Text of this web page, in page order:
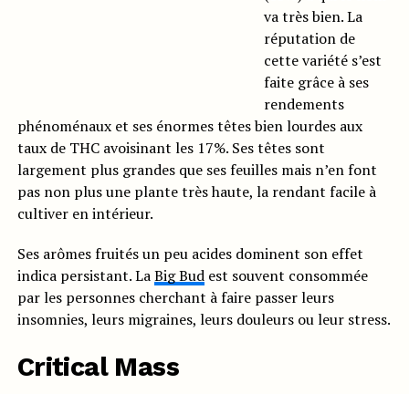
va très bien. La
réputation de
cette variété s’est
faite grâce à ses
rendements
phénoménaux et ses énormes têtes bien lourdes aux
taux de THC avoisinant les 17%. Ses têtes sont
largement plus grandes que ses feuilles mais n’en font
pas non plus une plante très haute, la rendant facile à
cultiver en intérieur.
Ses arômes fruités un peu acides dominent son effet
indica persistant. LaBig Budest souvent consommée
par les personnes cherchant à faire passer leurs
insomnies, leurs migraines, leurs douleurs ou leur stress.
Critical Mass